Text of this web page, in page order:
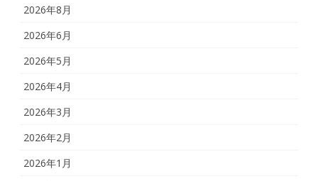
2026年8月
2026年6月
2026年5月
2026年4月
2026年3月
2026年2月
2026年1月